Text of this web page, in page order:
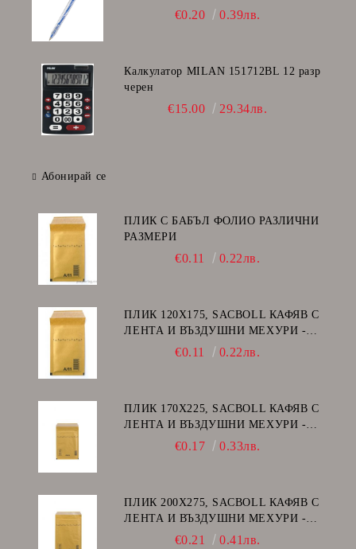
€0.20 0.39лв.
Калкулатор MILAN 151712BL 12 разр
черен
€15.00 29.34лв.
Абонирай се
ПЛИК С БАБЪЛ ФОЛИО РАЗЛИЧНИ
РАЗМЕРИ
€0.11 0.22лв.
ПЛИК 120Х175, SACBOLL КАФЯВ С
ЛЕНТА И ВЪЗДУШНИ МЕХУРИ -
€0.11 0.22лв.
ПЛИК 170Х225, SACBOLL КАФЯВ С
ЛЕНТА И ВЪЗДУШНИ МЕХУРИ -
€0.17 0.33лв.
ПЛИК 200Х275, SACBOLL КАФЯВ С
ЛЕНТА И ВЪЗДУШНИ МЕХУРИ -
€0.21 0.41лв.